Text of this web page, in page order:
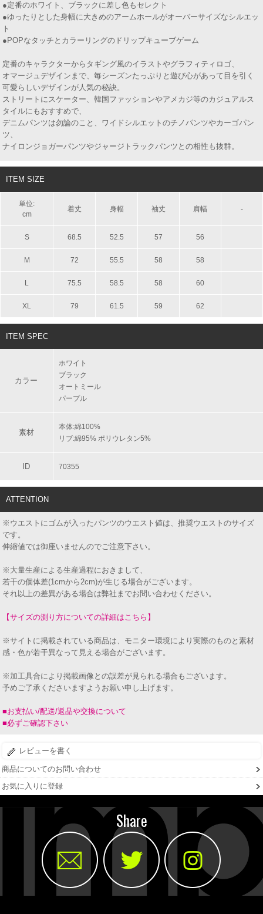
●定番のホワイト、ブラックに差し色もセレクト
●ゆったりとした身幅に大きめのアームホールがオーバーサイズなシルエッ
ト
●POPなタッチとカラーリングのドリップキューブゲーム
定番のキャラクターからタギング風のイラストやグラフィティロゴ、
オマージュデザインまで、毎シーズンたっぷりと遊び心があって目を引く
可愛らしいデザインが人気の秘訣。
ストリートにスケーター、韓国ファッションやアメカジ等のカジュアルス
タイルにもおすすめで、
デニムパンツは勿論のこと、ワイドシルエットのチノパンツやカーゴパン
ツ、
ナイロンジョガーパンツやジャージトラックパンツとの相性も抜群。
ITEM SIZE
単位:
cm
着丈 身幅 袖丈 肩幅 -
S 68.5 52.5 57 56
M 72 55.5 58 58
L 75.5 58.5 58 60
XL 79 61.5 59 62
ITEM SPEC
カラー
ホワイト
ブラック
オートミール
パープル
素材
本体:綿100%
リブ:綿95% ポリウレタン5%
ID 70355
ATTENTION
※ウエストにゴムが入ったパンツのウエスト値は、推奨ウエストのサイズ
です。
伸縮値では御座いませんのでご注意下さい。
※大量生産による生産過程におきまして、
若干の個体差(1cmから2cm)が生じる場合がございます。
それ以上の差異がある場合は弊社までお問い合わせください。
【サイズの測り方についての詳細はこちら】
※サイトに掲載されている商品は、モニター環境により実際のものと素材
感・色が若干異なって見える場合がございます。
※加工具合により掲載画像との誤差が見られる場合もございます。
予めご了承くださいますようお願い申し上げます。
■お支払い/配送/返品や交換について
■必ずご確認下さい
レビューを書く
商品についてのお問い合わせ
お気に入りに登録
Share